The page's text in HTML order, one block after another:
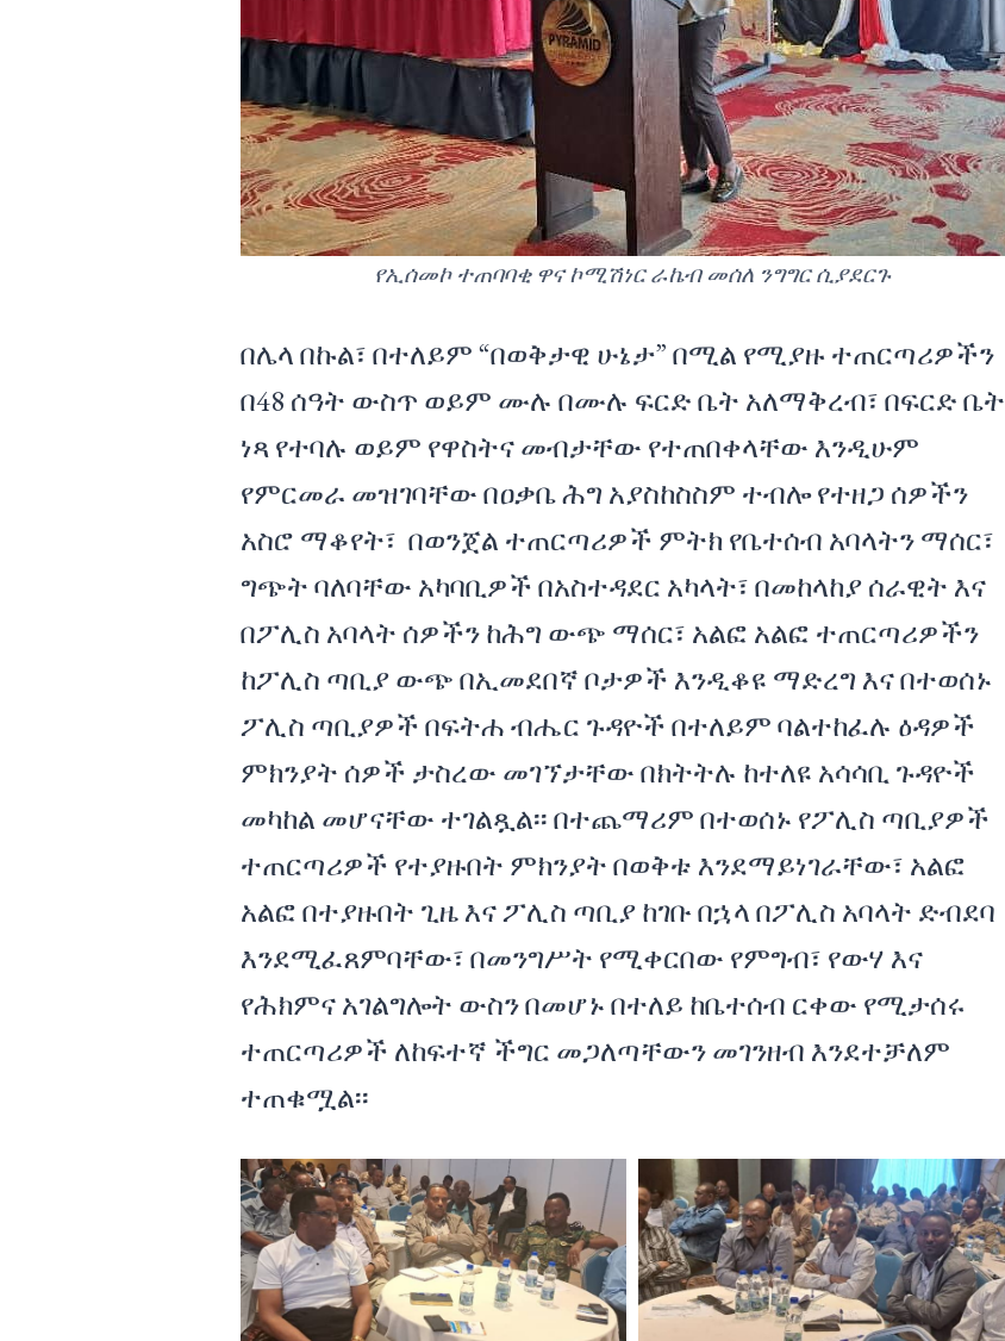
የኢሰመኮ ተጠባባቂ ዋና ኮሚሽነር ራኬብ መሰለ ንግግር ሲያደርጉ
በሌላ በኩል፣ በተለይም “በወቅታዊ ሁኔታ” በሚል የሚያዙ ተጠርጣሪዎችን
በ48 ሰዓት ውስጥ ወይም ሙሉ በሙሉ ፍርድ ቤት አለማቅረብ፣ በፍርድ ቤት
ነጻ የተባሉ ወይም የዋስትና መብታቸው የተጠበቀላቸው እንዲሁም
የምርመራ መዝገባቸው በዐቃቤ ሕግ አያስከስስም ተብሎ የተዘጋ ሰዎችን
አስሮ ማቆየት፣ በወንጀል ተጠርጣሪዎች ምትክ የቤተሰብ አባላትን ማሰር፣
ግጭት ባለባቸው አካባቢዎች በአስተዳደር አካላት፣ በመከላከያ ሰራዊት እና
በፖሊስ አባላት ሰዎችን ከሕግ ውጭ ማሰር፣ አልፎ አልፎ ተጠርጣሪዎችን
ከፖሊስ ጣቢያ ውጭ በኢመደበኛ ቦታዎች እንዲቆዩ ማድረግ እና በተወሰኑ
ፖሊስ ጣቢያዎች በፍትሐ ብሔር ጉዳዮች በተለይም ባልተከፈሉ ዕዳዎች
ምክንያት ሰዎች ታስረው መገኘታቸው በክትትሉ ከተለዩ አሳሳቢ ጉዳዮች
መካከል መሆናቸው ተገልጿል፡፡ በተጨማሪም በተወሰኑ የፖሊስ ጣቢያዎች
ተጠርጣሪዎች የተያዙበት ምክንያት በወቅቱ እንደማይነገራቸው፣ አልፎ
አልፎ በተያዙበት ጊዜ እና ፖሊስ ጣቢያ ከገቡ በኋላ በፖሊስ አባላት ድብደባ
እንደሚፈጸምባቸው፣ በመንግሥት የሚቀርበው የምግብ፣ የውሃ እና
የሕክምና አገልግሎት ውስን በመሆኑ በተለይ ከቤተሰብ ርቀው የሚታሰሩ
ተጠርጣሪዎች ለከፍተኛ ችግር መጋለጣቸውን መገንዘብ እንደተቻለም
ተጠቁሟል፡፡